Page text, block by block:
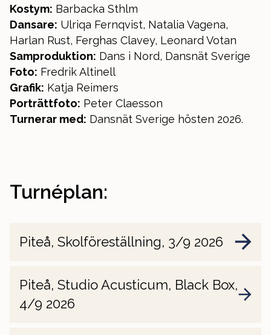
Kostym: Barbacka Sthlm
Dansare: Ulriqa Fernqvist, Natalia Vagena,
Harlan Rust, Ferghas Clavey, Leonard Votan
Samproduktion: Dans i Nord, Dansnät Sverige
Foto: Fredrik Altinell
Grafik: Katja Reimers
Porträttfoto: Peter Claesson
Turnerar med: Dansnät Sverige hösten 2026.
Turnéplan:
Piteå, Skolföreställning, 3/9 2026
Piteå, Studio Acusticum, Black Box,
4/9 2026